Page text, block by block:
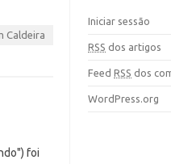
Caldeira
foi
Iniciar sessão
RSS dos artigos
FeedRSS dos
WordPress.org